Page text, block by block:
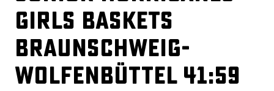
Girls Baskets
Braunschweig-
Wolfenbüttel 41:59